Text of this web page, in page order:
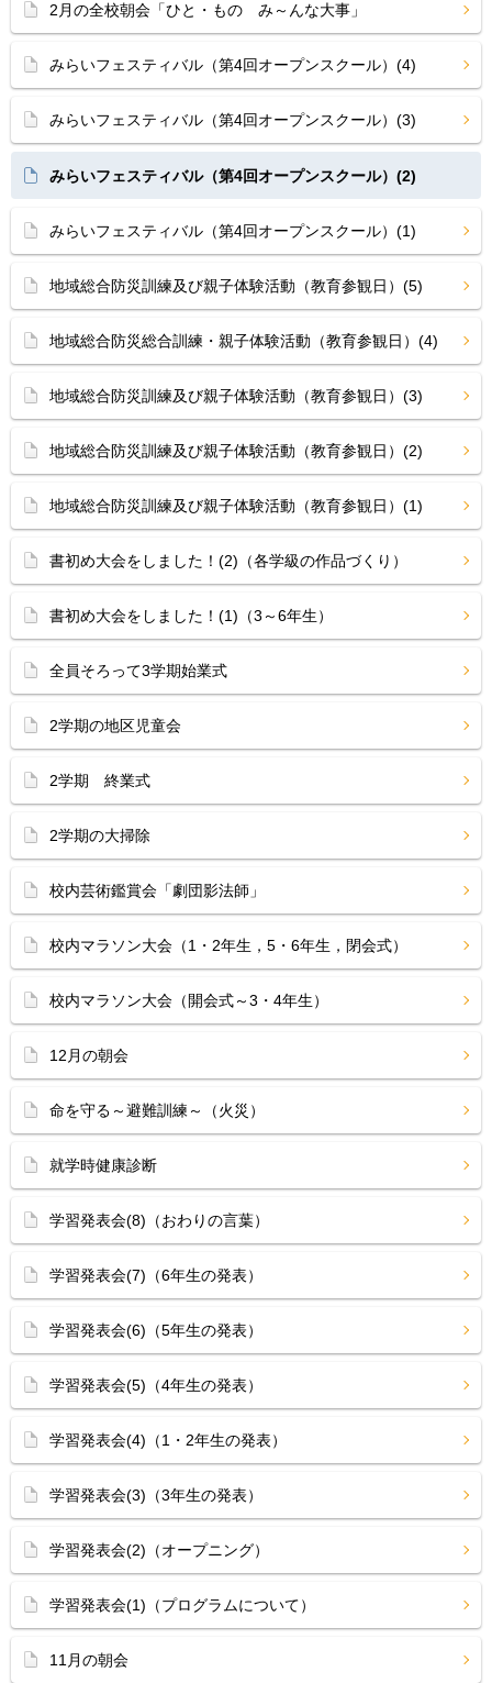
2月の全校朝会「ひと・もの み～んな大事」
みらいフェスティバル（第4回オープンスクール）(4)
みらいフェスティバル（第4回オープンスクール）(3)
みらいフェスティバル（第4回オープンスクール）(2)
みらいフェスティバル（第4回オープンスクール）(1)
地域総合防災訓練及び親子体験活動（教育参観日）(5)
地域総合防災総合訓練・親子体験活動（教育参観日）(4)
地域総合防災訓練及び親子体験活動（教育参観日）(3)
地域総合防災訓練及び親子体験活動（教育参観日）(2)
地域総合防災訓練及び親子体験活動（教育参観日）(1)
書初め大会をしました！(2)（各学級の作品づくり）
書初め大会をしました！(1)（3～6年生）
全員そろって3学期始業式
2学期の地区児童会
2学期 終業式
2学期の大掃除
校内芸術鑑賞会「劇団影法師」
校内マラソン大会（1・2年生，5・6年生，閉会式）
校内マラソン大会（開会式～3・4年生）
12月の朝会
命を守る～避難訓練～（火災）
就学時健康診断
学習発表会(8)（おわりの言葉）
学習発表会(7)（6年生の発表）
学習発表会(6)（5年生の発表）
学習発表会(5)（4年生の発表）
学習発表会(4)（1・2年生の発表）
学習発表会(3)（3年生の発表）
学習発表会(2)（オープニング）
学習発表会(1)（プログラムについて）
11月の朝会